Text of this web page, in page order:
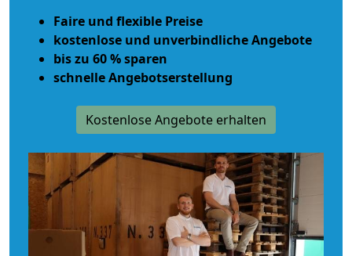
Faire und flexible Preise
kostenlose und unverbindliche Angebote
bis zu 60 % sparen
schnelle Angebotserstellung
Kostenlose Angebote erhalten